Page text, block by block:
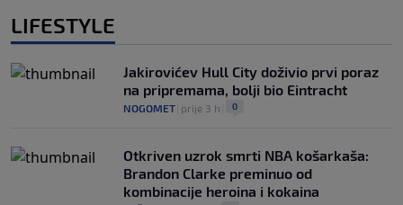
LIFESTYLE
Jakirovićev Hull City doživio prvi poraz
na pripremama, bolji bio Eintracht
NOGOMET prije 3 h 0
Otkriven uzrok smrti NBA košarkaša:
Brandon Clarke preminuo od
kombinacije heroina i kokaina